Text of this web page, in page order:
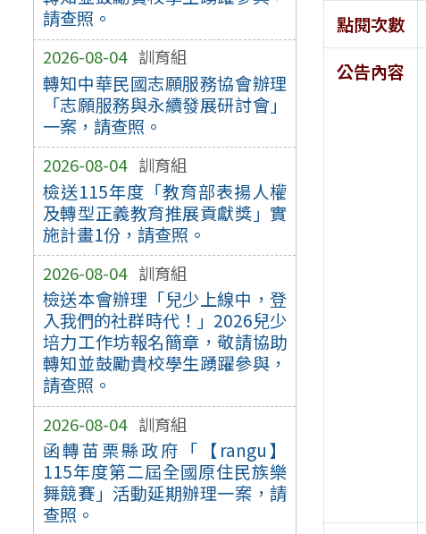
請查照。
2026-08-04 訓育組
轉知中華民國志願服務協會辦理
「志願服務與永續發展研討會」
一案，請查照。
2026-08-04 訓育組
檢送115年度「教育部表揚人權
及轉型正義教育推展貢獻獎」實
施計畫1份，請查照。
2026-08-04 訓育組
檢送本會辦理「兒少上線中，登
入我們的社群時代！」2026兒少
培力工作坊報名簡章，敬請協助
轉知並鼓勵貴校學生踴躍參與，
請查照。
2026-08-04 訓育組
函轉苗栗縣政府「【rangu】
115年度第二屆全國原住民族樂
舞競賽」活動延期辦理一案，請
查照。
點閱次數
公告內容